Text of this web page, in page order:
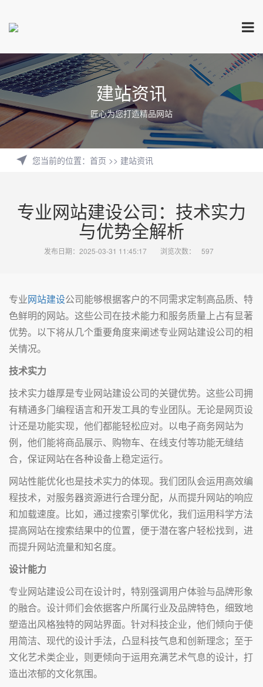
建站资讯
匠心为您打造精品网站
您当前的位置： 首页 >> 建站资讯
专业网站建设公司：技术实力
与优势全解析
发布日期：2025-03-31 11:45:17 浏览次数： 597
专业网站建设公司能够根据客户的不同需求定制高品质、特
色鲜明的网站。这些公司在技术能力和服务质量上占有显著
优势。以下将从几个重要角度来阐述专业网站建设公司的相
关情况。
技术实力
技术实力雄厚是专业网站建设公司的关键优势。这些公司拥
有精通多门编程语言和开发工具的专业团队。无论是网页设
计还是功能实现，他们都能轻松应对。以电子商务网站为
例，他们能将商品展示、购物车、在线支付等功能无缝结
合，保证网站在各种设备上稳定运行。
网站性能优化也是技术实力的体现。我们团队会运用高效编
程技术，对服务器资源进行合理分配，从而提升网站的响应
和加载速度。比如，通过搜索引擎优化，我们运用科学方法
提高网站在搜索结果中的位置，便于潜在客户轻松找到，进
而提升网站流量和知名度。
设计能力
专业网站建设公司在设计时，特别强调用户体验与品牌形象
的融合。设计师们会依据客户所属行业及品牌特色，细致地
塑造出风格独特的网站界面。针对科技企业，他们倾向于使
用简洁、现代的设计手法，凸显科技气息和创新理念；至于
文化艺术类企业，则更倾向于运用充满艺术气息的设计，打
造出浓郁的文化氛围。